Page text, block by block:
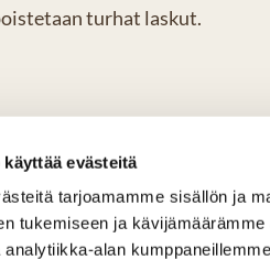
evästeitä
tarjoamamme sisällön ja
tukemiseen ja
analytiikka-alan
turhat laskut.